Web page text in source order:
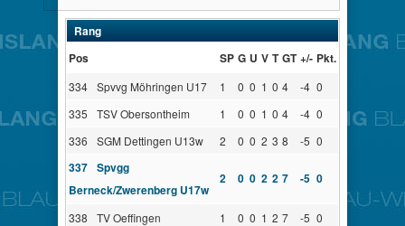
Rang
Pos
SP G U V T GT +/- Pkt.
334 Spvvg Möhringen U17 1 0 0 1 0 4 -4 0
335
TSV Obersontheim 1 0 0 1 0 4 -4 0
336
SGM Dettingen U13w 2 0 0 2 3 8 -5 0
337 Spvgg
Berneck/Zwerenberg U17w
2 0 0 2 2 7 -5 0
338 TV Oeffingen 1 0 0 1 2 7 -5 0